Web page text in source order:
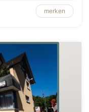
merken